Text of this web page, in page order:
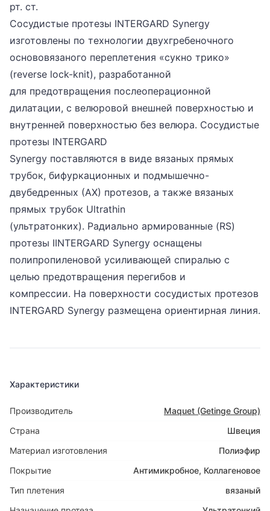
рт. ст.
Сосудистые протезы INTERGARD Synergy
изготовлены по технологии двухгребеночного
основовязаного переплетения «сукно трико»
(reverse lock-knit), разработанной
для предотвращения послеоперационной
дилатации, с велюровой внешней поверхностью и
внутренней поверхностью без велюра. Сосудистые
протезы INTERGARD
Synergy поставляются в виде вязаных прямых
трубок, бифуркационных и подмышечно-
двубедренных (АХ) протезов, а также вязаных
прямых трубок Ultrathin
(ультратонких). Радиально армированные (RS)
протезы IINTERGARD Synergy оснащены
полипропиленовой усиливающей спиралью с
целью предотвращения перегибов и
компрессии. На поверхности сосудистых протезов
INTERGARD Synergy размещена ориентирная линия.
Характеристики
Производитель
Maquet (Getinge Group)
Страна
Швеция
Материал изготовления
Полиэфир
Покрытие
Антимикробное, Коллагеновое
Тип плетения
вязаный